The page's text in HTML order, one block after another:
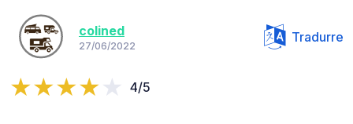
colined
27/06/2022
Tradurre
4/5